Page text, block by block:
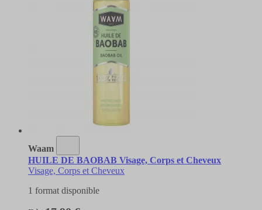
Waam
HUILE DE BAOBAB Visage, Corps et Cheveux
Visage, Corps et Cheveux
1 format disponible